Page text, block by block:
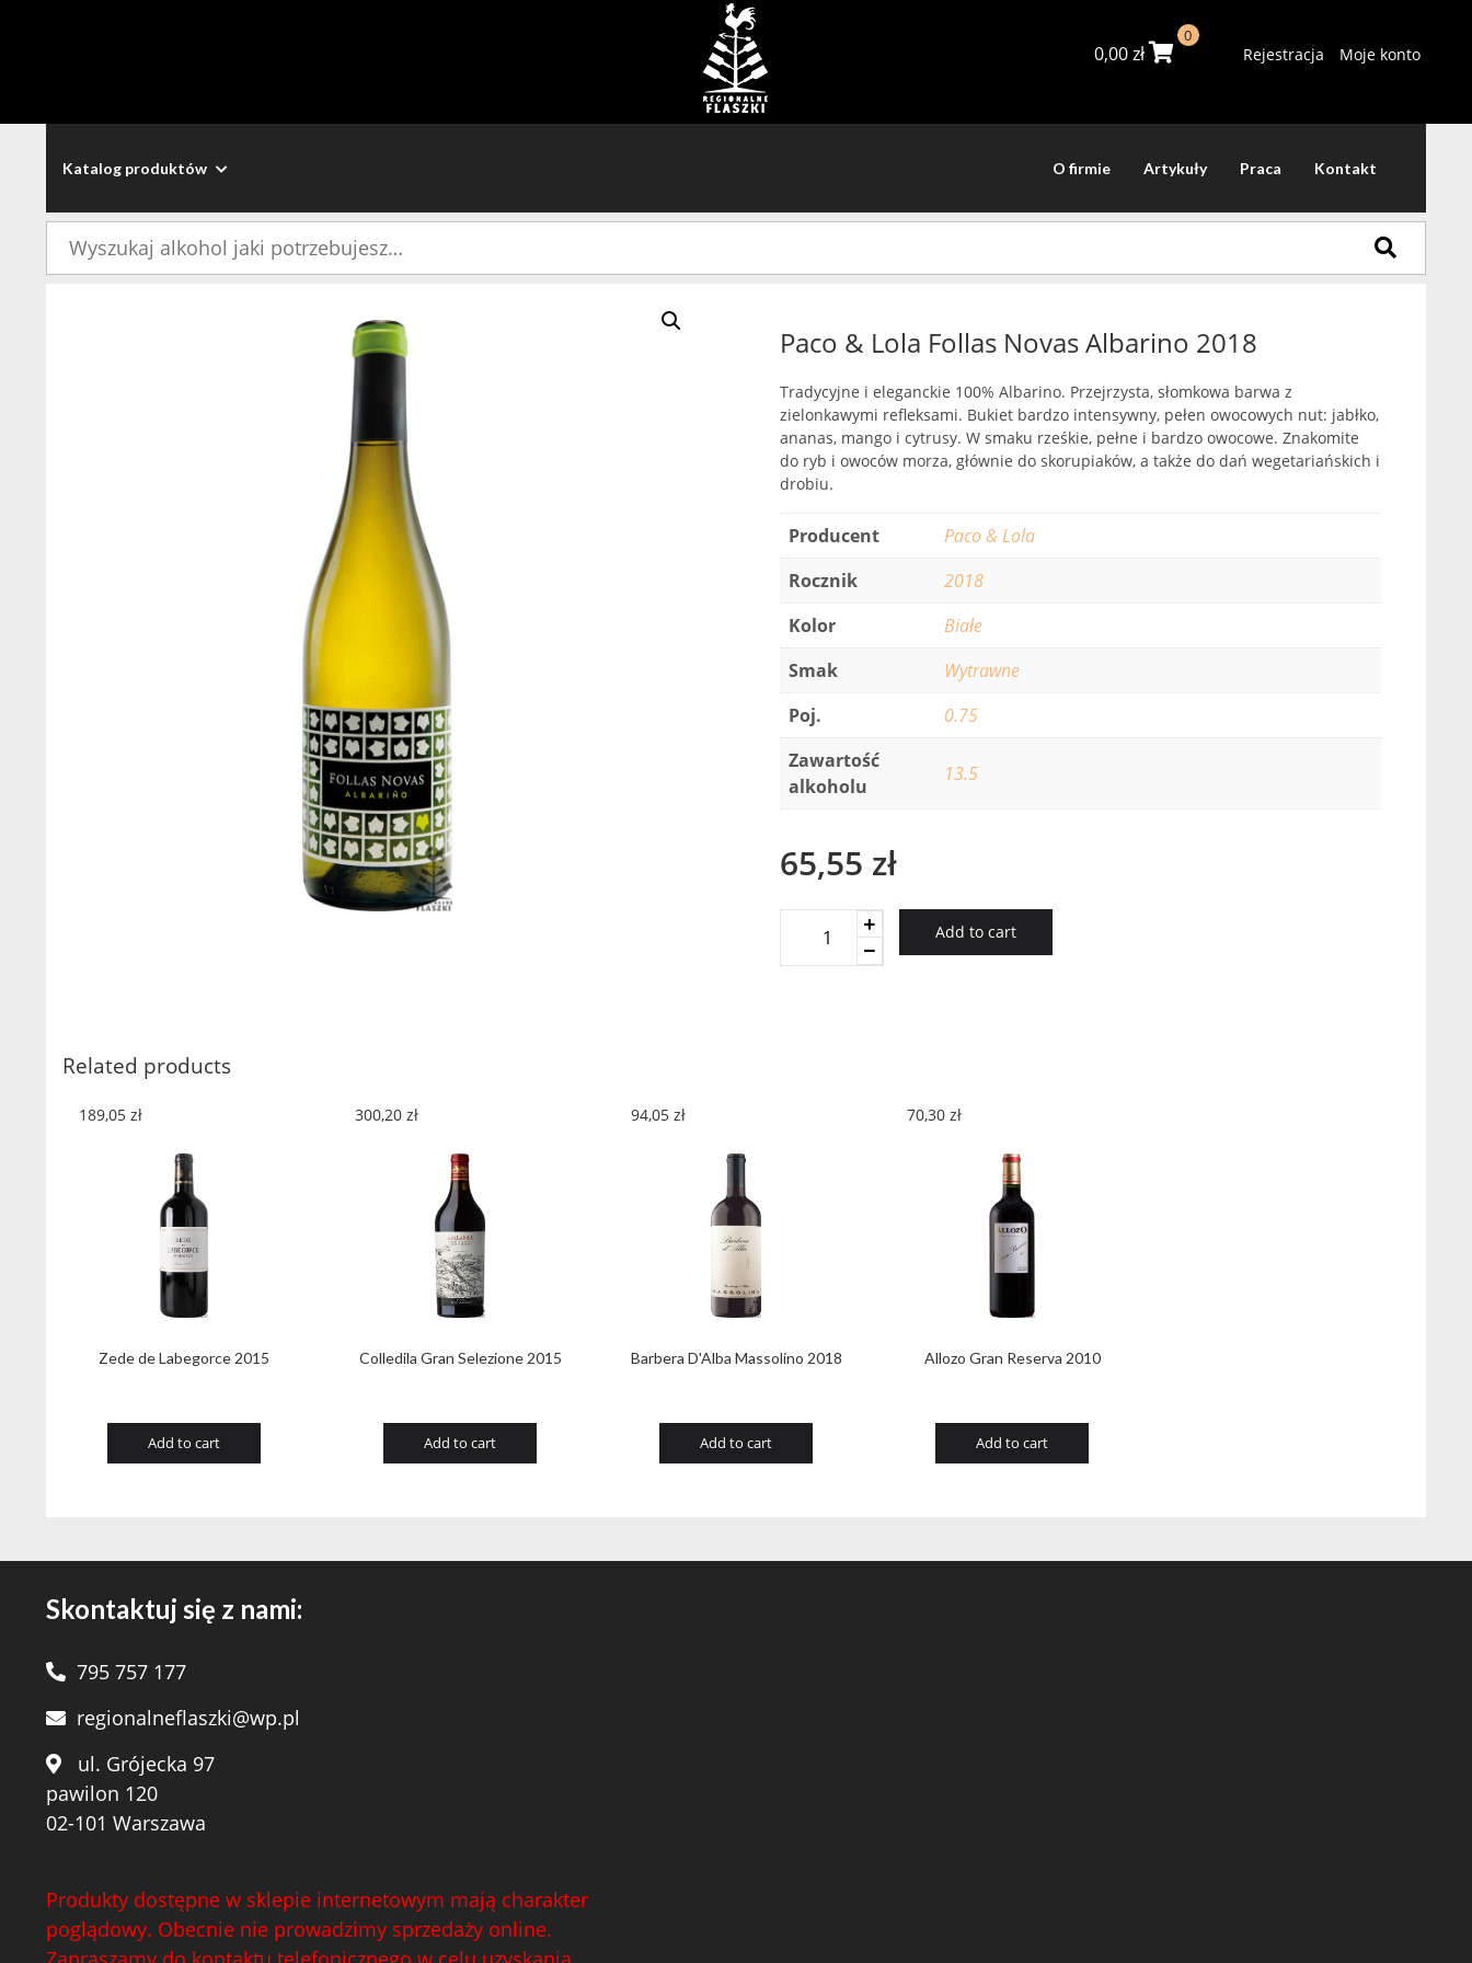
0,00zł
0
Rejestracja Moje konto
Katalog produktów O firmie Artykuły Praca Kontakt
Paco & Lola Follas Novas Albarino 2018
Tradycyjne i eleganckie 100% Albarino. Przejrzysta, słomkowa barwa z
zielonkawymi refleksami. Bukiet bardzo intensywny, pełen owocowych nut: jabłko,
ananas, mango i cytrusy. W smaku rześkie, pełne i bardzo owocowe. Znakomite
do ryb i owoców morza, głównie do skorupiaków, a także do dań wegetariańskich i
drobiu.
Producent
Paco & Lola
Rocznik
2018
Kolor
Białe
Smak
Wytrawne
Poj.
0.75
Zawartość
alkoholu
13.5
65,55 zł
Add to cart
Related products
Zede de Labegorce 2015
189,05 zł
Add to cart
Colledila Gran Selezione 2015
300,20 zł
Add to cart
Barbera D'Alba Massolino 2018
94,05 zł
Add to cart
Allozo Gran Reserva 2010
70,30 zł
Add to cart
Skontaktuj się z nami:
795 757 177
regionalneflaszki@wp.pl
ul. Grójecka 97
pawilon 120
02-101 Warszawa
Produkty dostępne w sklepie internetowym mają charakter
poglądowy. Obecnie nie prowadzimy sprzedaży online.